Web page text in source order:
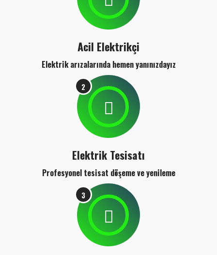
Acil Elektrikçi
Elektrik arızalarında hemen yanınızdayız
2
Elektrik Tesisatı
Profesyonel tesisat döşeme ve yenileme
3